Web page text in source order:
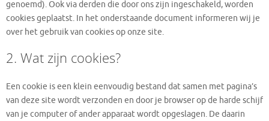
genoemd). Ook via derden die door ons zijn ingeschakeld, worden
cookies geplaatst. In het onderstaande document informeren wij je
over het gebruik van cookies op onze site.
2. Wat zijn cookies?
Een cookie is een klein eenvoudig bestand dat samen met pagina’s
van deze site wordt verzonden en door je browser op de harde schijf
van je computer of ander apparaat wordt opgeslagen. De daarin